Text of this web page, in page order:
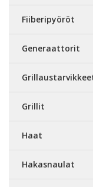
Fiiberipyöröt
Generaattorit
Grillit
Haat
Hakasnaulat